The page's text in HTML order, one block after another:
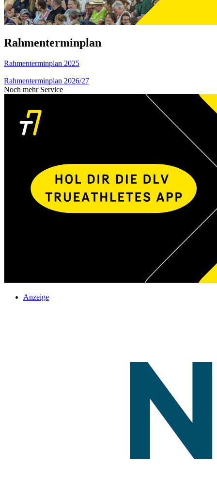
Rahmenterminplan
Rahmenterminplan 2025
Rahmenterminplan 2026/27
Noch mehr Service
Anzeige